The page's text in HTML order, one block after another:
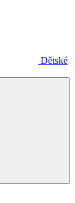
Dětské